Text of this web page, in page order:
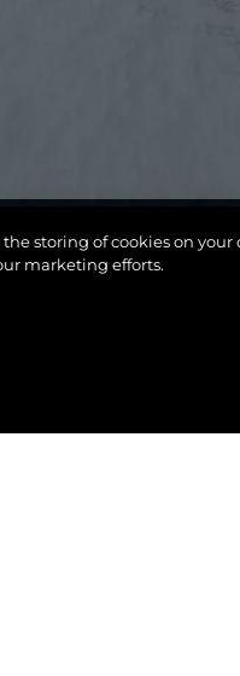
storing of cookies on
marketing efforts.